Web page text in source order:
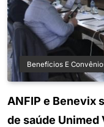
Benefícios E
ANFIP e Benevix
de saúde Unimed